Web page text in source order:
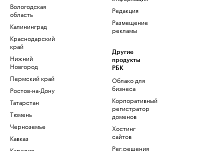
Вологодская
область
Калининград
Краснодарский
край
Нижний
Новгород
Пермский край
Ростов-на-Дону
Татарстан
Тюмень
Черноземье
Кавказ
Редакция
Размещение
рекламы
Другие
продукты
РБК
Облако для
бизнеса
Корпоративный
регистратор
доменов
Хостинг
сайтов
Рег.решения